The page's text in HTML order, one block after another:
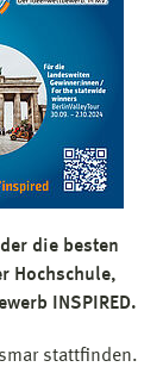
die besten
Hochschule,
INSPIRED.
stattfinden.